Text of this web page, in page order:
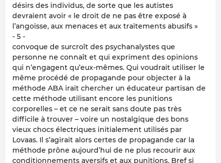
désirs des individus, de sorte que les autistes
devraient avoir « le droit de ne pas être exposé à
l’angoisse, aux menaces et aux traitements abusifs »
- 5 -
convoque de surcroît des psychanalystes que
personne ne connaît et qui expriment des opinions
qui n’engagent qu’eux-mêmes. Qui voudrait utiliser le
même procédé de propagande pour objecter à la
méthode ABA irait chercher un éducateur partisan de
cette méthode utilisant encore les punitions
corporelles – et ce ne serait sans doute pas très
difficile à trouver – voire un nostalgique des bons
vieux chocs électriques initialement utilisés par
Lovaas. Il s’agirait alors certes de propagande car la
méthode prône aujourd’hui de ne plus recourir aux
conditionnements aversifs et aux punitions. Bref si